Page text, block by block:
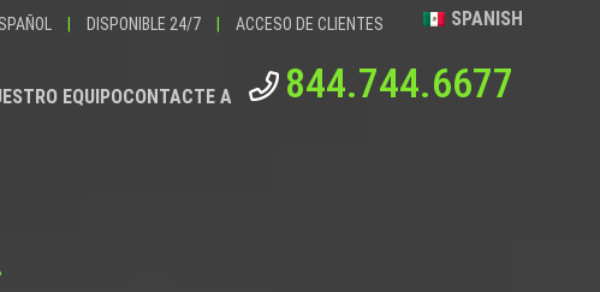
| DISPONIBLE 24/7 | ACCESO DE CLIENTES SPANISH
EQUIPOCONTACTE A 844.744.6677